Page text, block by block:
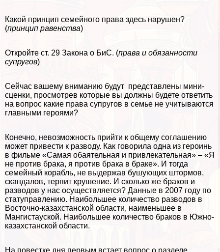
Какой принцип семейного права здесь нарушен?
(принцип равенства)
Откройте ст. 29 Закона о БиС. (права и обязанности
супругов)
Сейчас вашему вниманию будут представлены мини-
сценки, просмотрев которые вы должны будете ответить
на вопрос какие права супругов в семье не учитываются
главными героями?
Конечно, невозможность прийти к общему соглашению
может привести к разводу. Как говорила одна из героинь
в фильме «Самая обаятельная и привлекательная» – «Я
не против бpaка, я против бpaка в бpaке». И тогда
семейный корабль, не выдержав бушующих штормов,
скандалов, терпит крушение. И сколько же бpaков и
разводов у нас осуществляется? Данные в 2007 году по
статуправлению. Наибольшее количество разводов в
Восточно-казахстанской области, наименьшее в
Мангистауской. Наибольшее количество бpaков в Южно-
казахстанской области.